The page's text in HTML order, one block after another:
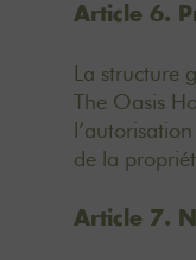
Article 6.
La structure
The Oasis
de la
Article 7.